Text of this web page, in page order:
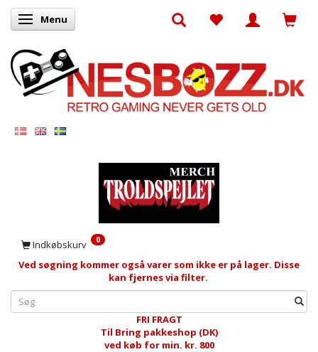
Skifte navigation
Menu
Indkøbskurv 0
Ved søgning kommer også varer som ikke er på lager. Disse
kan fjernes via filter.
FRI FRAGT
Til Bring pakkeshop (DK)
ved køb for min. kr. 800